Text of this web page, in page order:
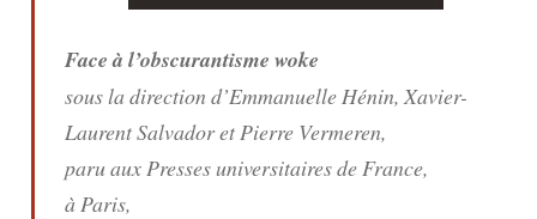
Face à l’obscurantisme woke
sous la direction d’Emmanuelle Hénin, Xavier-
Laurent Salvador et Pierre Vermeren,
paru aux Presses universitaires de France,
à Paris,